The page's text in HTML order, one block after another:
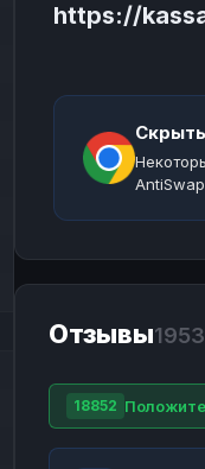
https://
Отзывы
18852